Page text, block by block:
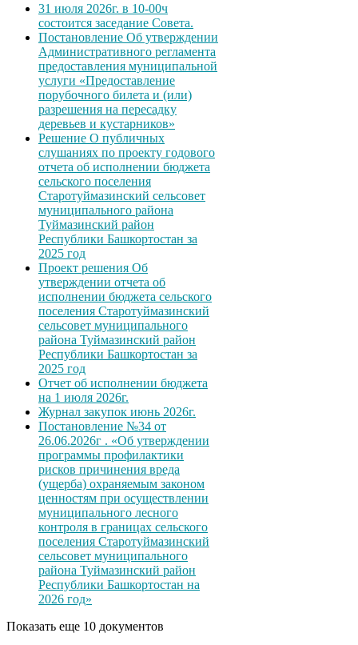
31 июля 2026г. в 10-00ч
состоится заседание Совета.
Постановление Об утверждении
Административного регламента
предоставления муниципальной
услуги «Предоставление
порубочного билета и (или)
разрешения на пересадку
деревьев и кустарников»
Решение О публичных
слушаниях по проекту годового
отчета об исполнении бюджета
сельского поселения
Старотуймазинский сельсовет
муниципального района
Туймазинский район
Республики Башкортостан за
2025 год
Проект решения Об
утверждении отчета об
исполнении бюджета сельского
поселения Старотуймазинский
сельсовет муниципального
района Туймазинский район
Республики Башкортостан за
2025 год
Отчет об исполнении бюджета
на 1 июля 2026г.
Журнал закупок июнь 2026г.
Постановление №34 от
26.06.2026г . «Об утверждении
программы профилактики
рисков причинения вреда
(ущерба) охраняемым законом
ценностям при осуществлении
муниципального лесного
контроля в границах сельского
поселения Старотуймазинский
сельсовет муниципального
района Туймазинский район
Республики Башкортостан на
2026 год»
Показать еще 10 документов